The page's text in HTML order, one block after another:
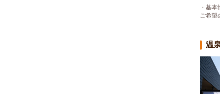
・基
ご希望
温